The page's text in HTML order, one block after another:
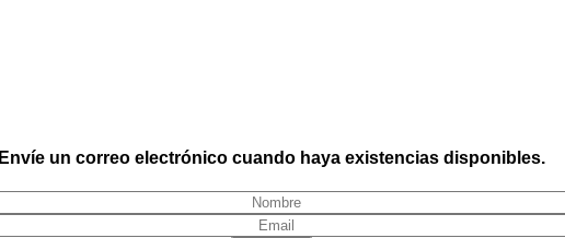
Envíe un correo electrónico cuando haya existencias disponibles.